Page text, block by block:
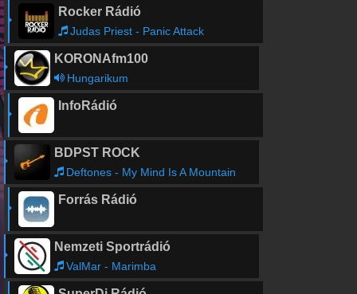
Rocker Rádió
Judas Priest - Panic Attack
KORONAfm100
Hungarikum
InfoRádió
BDPST ROCK
Deftones - My Mind Is A Mountain
Forrás Rádió
Nemzeti Sportrádió
ValMar - Marimba